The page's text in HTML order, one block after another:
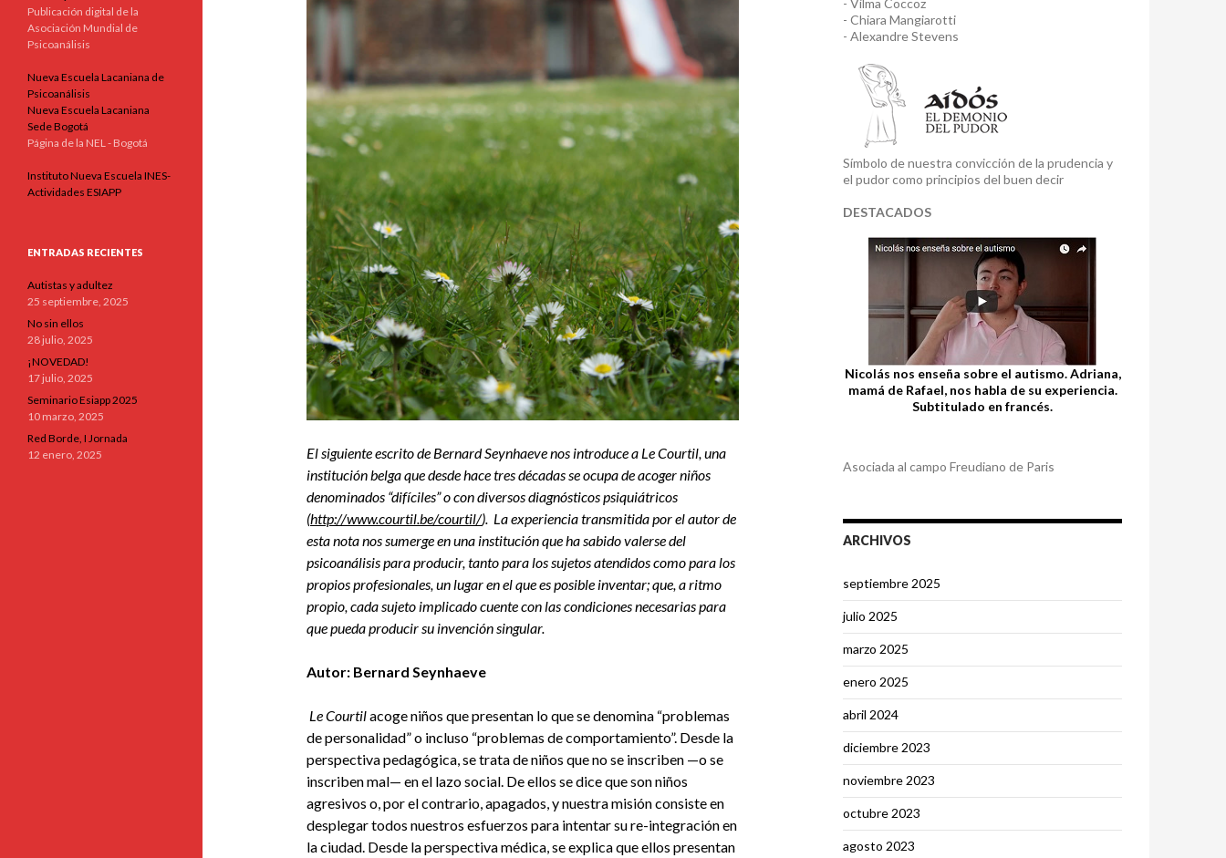
El siguiente escrito de Bernard Seynhaeve nos introduce a Le Courtil, una
institución belga que desde hace tres décadas se ocupa de acoger niños
denominados “difíciles” o con diversos diagnósticos psiquiátricos
(http://www.courtil.be/courtil/). La experiencia transmitida por el autor de
esta nota nos sumerge en una institución que ha sabido valerse del
psicoanálisis para producir, tanto para los sujetos atendidos como para los
propios profesionales, un lugar en el que es posible inventar; que, a ritmo
propio, cada sujeto implicado cuente con las condiciones necesarias para
que pueda producir su invención singular.
Autor: Bernard Seynhaeve
LeCourtilacoge niños que presentan lo que se denomina “problemas
de personalidad” o incluso “problemas de comportamiento”. Desde la
perspectiva pedagógica, se trata de niños que no se inscriben —o se
inscriben mal— en el lazo social. De ellos se dice que son niños
agresivos o, por el contrario, apagados, y nuestra misión consiste en
desplegar todos nuestros esfuerzos para intentar su re-integración en
la ciudad. Desde la perspectiva médica, se explica que ellos presentan
- Vilma Coccoz
- Chiara Mangiarotti
- Alexandre Stevens
Símbolo de nuestra convicción de la prudencia y
el pudor como principios del buen decir
DESTACADOS
Nicolás nos enseña sobre el autismo. Adriana,
mamá de Rafael, nos habla de su experiencia.
Subtitulado en francés.
Asociada al campo Freudiano de Paris
ARCHIVOS
septiembre 2025
julio 2025
marzo 2025
enero 2025
abril 2024
diciembre 2023
noviembre 2023
octubre 2023
agosto 2023
Publicación digital de la
Asociación Mundial de
Psicoanálisis
Nueva Escuela Lacaniana de
Psicoanálisis
Nueva Escuela Lacaniana
Sede Bogotá
Página de la NEL - Bogotá
Instituto Nueva Escuela INES-
Actividades ESIAPP
ENTRADAS RECIENTES
Autistas y adultez
25 septiembre, 2025
No sin ellos
28 julio, 2025
¡NOVEDAD!
17 julio, 2025
Seminario Esiapp 2025
10 marzo, 2025
Red Borde, I Jornada
12 enero, 2025